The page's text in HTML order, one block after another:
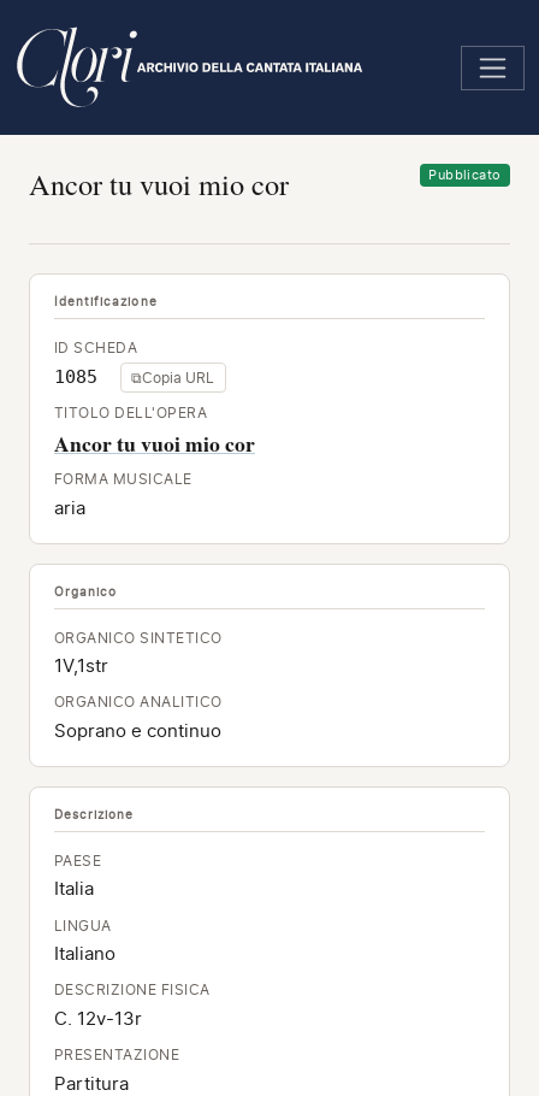
contenuto
principale
Ancor tu vuoi mio cor Pubblicato
Identificazione
ID SCHEDA
1085 ⧉Copia URL
TITOLO DELL'OPERA
Ancor tu vuoi mio cor
FORMA MUSICALE
aria
Organico
ORGANICO SINTETICO
1V,1str
ORGANICO ANALITICO
Soprano e continuo
Descrizione
PAESE
Italia
LINGUA
Italiano
DESCRIZIONE FISICA
C. 12v-13r
PRESENTAZIONE
Partitura